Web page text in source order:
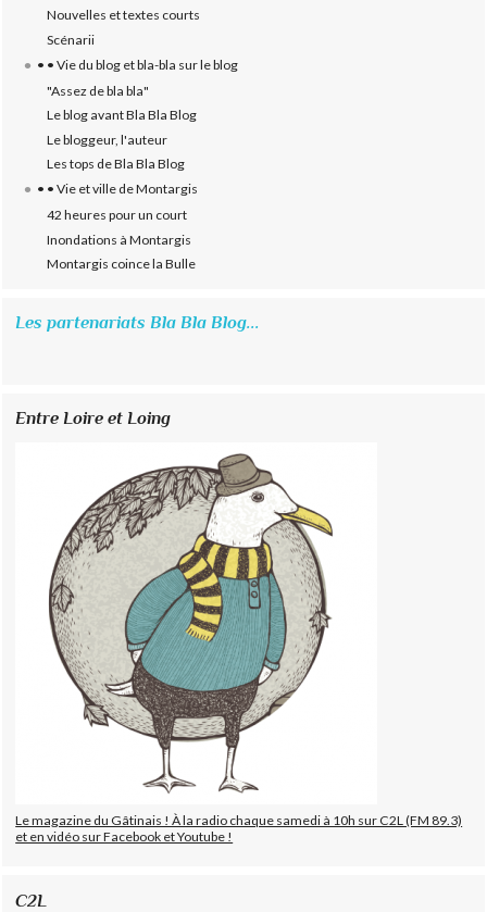
Nouvelles et textes courts
Scénarii
• • Vie du blog et bla-bla sur le blog
"Assez de bla bla"
Le blog avant Bla Bla Blog
Le bloggeur, l'auteur
Les tops de Bla Bla Blog
• • Vie et ville de Montargis
42 heures pour un court
Inondations à Montargis
Montargis coince la Bulle
Les partenariats Bla Bla Blog...
Entre Loire et Loing
Le magazine du Gâtinais ! À la radio chaque samedi à 10h sur C2L (FM 89.3)
et en vidéo sur Facebook et Youtube !
C2L